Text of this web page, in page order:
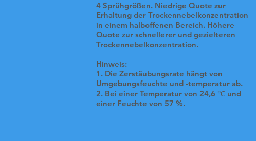
4 Sprühgrößen. Niedrige Quote zur
Erhaltung der Trockennebelkonzentration
in einem halboffenen Bereich. Höhere
Quote zur schnellerer und gezielteren
Trockennebelkonzentration.
Hinweis:
1. Die Zerstäubungsrate hängt von
Umgebungsfeuchte und -temperatur ab.
2. Bei einer Temperatur von 24,6 ℃ und
einer Feuchte von 57 %.